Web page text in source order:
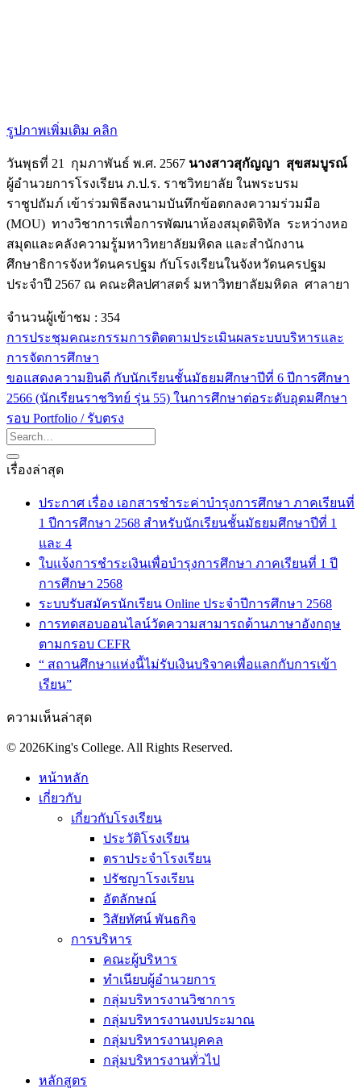
รูปภาพเพิ่มเติม คลิก
วันพุธที่ 21 กุมภาพันธ์ พ.ศ. 2567 นางสาวสุกัญญา สุขสมบูรณ์
ผู้อำนวยการโรงเรียน ภ.ป.ร. ราชวิทยาลัย ในพระบรม
ราชูปถัมภ์ เข้าร่วมพิธีลงนามบันทึกข้อตกลงความร่วมมือ
(MOU) ทางวิชาการเพื่อการพัฒนาห้องสมุดดิจิทัล ระหว่างหอ
สมุดและคลังความรู้มหาวิทยาลัยมหิดล และสำนักงาน
ศึกษาธิการจังหวัดนครปฐม กับโรงเรียนในจังหวัดนครปฐม
ประจำปี 2567 ณ คณะศิลปศาสตร์ มหาวิทยาลัยมหิดล ศาลายา
จำนวนผู้เข้าชม : 354
การประชุมคณะกรรมการติดตามประเมินผลระบบบริหารและ
การจัดการศึกษา
ขอแสดงความยินดี กับนักเรียนชั้นมัธยมศึกษาปีที่ 6 ปีการศึกษา
2566 (นักเรียนราชวิทย์ รุ่น 55) ในการศึกษาต่อระดับอุดมศึกษา
รอบ Portfolio / รับตรง
เรื่องล่าสุด
ประกาศ เรื่อง เอกสารชำระค่าบำรุงการศึกษา ภาคเรียนที่
1 ปีการศึกษา 2568 สำหรับนักเรียนชั้นมัธยมศึกษาปีที่ 1
และ 4
ใบแจ้งการชำระเงินเพื่อบำรุงการศึกษา ภาคเรียนที่ 1 ปี
การศึกษา 2568
ระบบรับสมัครนักเรียน Online ประจำปีการศึกษา 2568
การทดสอบออนไลน์วัดความสามารถด้านภาษาอังกฤษ
ตามกรอบ CEFR
“ สถานศึกษาแห่งนี้ไม่รับเงินบริจาคเพื่อแลกกับการเข้า
เรียน”
ความเห็นล่าสุด
© 2026King's College. All Rights Reserved.
หน้าหลัก
เกี่ยวกับ
เกี่ยวกับโรงเรียน
ประวัติโรงเรียน
ตราประจำโรงเรียน
ปรัชญาโรงเรียน
อัตลักษณ์
วิสัยทัศน์ พันธกิจ
การบริหาร
คณะผู้บริหาร
ทำเนียบผู้อำนวยการ
กลุ่มบริหารงานวิชาการ
กลุ่มบริหารงานงบประมาณ
กลุ่มบริหารงานบุคคล
กลุ่มบริหารงานทั่วไป
หลักสูตร